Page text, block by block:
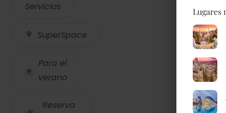
Servicios
SuperSpace
Para el
verano
Reserva
Lugares